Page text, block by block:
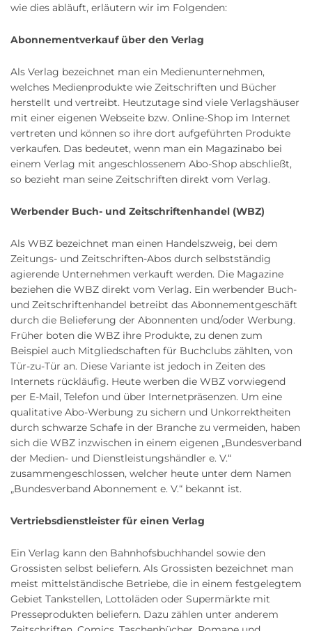
wie dies abläuft, erläutern wir im Folgenden:
Abonnementverkauf über den Verlag
Als Verlag bezeichnet man ein Medienunternehmen,
welches Medienprodukte wie Zeitschriften und Bücher
herstellt und vertreibt. Heutzutage sind viele Verlagshäuser
mit einer eigenen Webseite bzw. Online-Shop im Internet
vertreten und können so ihre dort aufgeführten Produkte
verkaufen. Das bedeutet, wenn man ein Magazinabo bei
einem Verlag mit angeschlossenem Abo-Shop abschließt,
so bezieht man seine Zeitschriften direkt vom Verlag.
Werbender Buch- und Zeitschriftenhandel (WBZ)
Als WBZ bezeichnet man einen Handelszweig, bei dem
Zeitungs- und Zeitschriften-Abos durch selbstständig
agierende Unternehmen verkauft werden. Die Magazine
beziehen die WBZ direkt vom Verlag. Ein werbender Buch-
und Zeitschriftenhandel betreibt das Abonnementgeschäft
durch die Belieferung der Abonnenten und/oder Werbung.
Früher boten die WBZ ihre Produkte, zu denen zum
Beispiel auch Mitgliedschaften für Buchclubs zählten, von
Tür-zu-Tür an. Diese Variante ist jedoch in Zeiten des
Internets rückläufig. Heute werben die WBZ vorwiegend
per E-Mail, Telefon und über Internetpräsenzen. Um eine
qualitative Abo-Werbung zu sichern und Unkorrektheiten
durch schwarze Schafe in der Branche zu vermeiden, haben
sich die WBZ inzwischen in einem eigenen „Bundesverband
der Medien- und Dienstleistungshändler e. V.“
zusammengeschlossen, welcher heute unter dem Namen
„Bundesverband Abonnement e. V.“ bekannt ist.
Vertriebsdienstleister für einen Verlag
Ein Verlag kann den Bahnhofsbuchhandel sowie den
Grossisten selbst beliefern. Als Grossisten bezeichnet man
meist mittelständische Betriebe, die in einem festgelegtem
Gebiet Tankstellen, Lottoläden oder Supermärkte mit
Presseprodukten beliefern. Dazu zählen unter anderem